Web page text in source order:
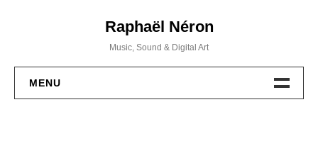
Raphaël Néron
Music, Sound & Digital Art
MENU